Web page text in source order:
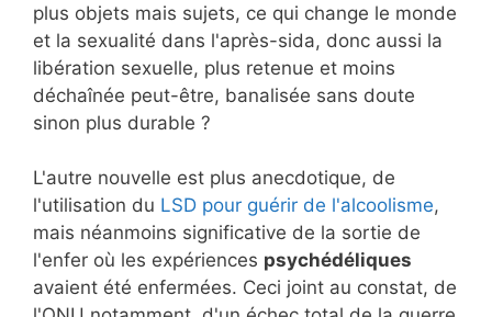
plus objets mais sujets, ce qui change le monde
et la sexualité dans l'après-sida, donc aussi la
libération sexuelle, plus retenue et moins
déchaînée peut-être, banalisée sans doute
sinon plus durable ?
L'autre nouvelle est plus anecdotique, de
l'utilisation du LSD pour guérir de l'alcoolisme,
mais néanmoins significative de la sortie de
l'enfer où les expériences psychédéliques
avaient été enfermées. Ceci joint au constat, de